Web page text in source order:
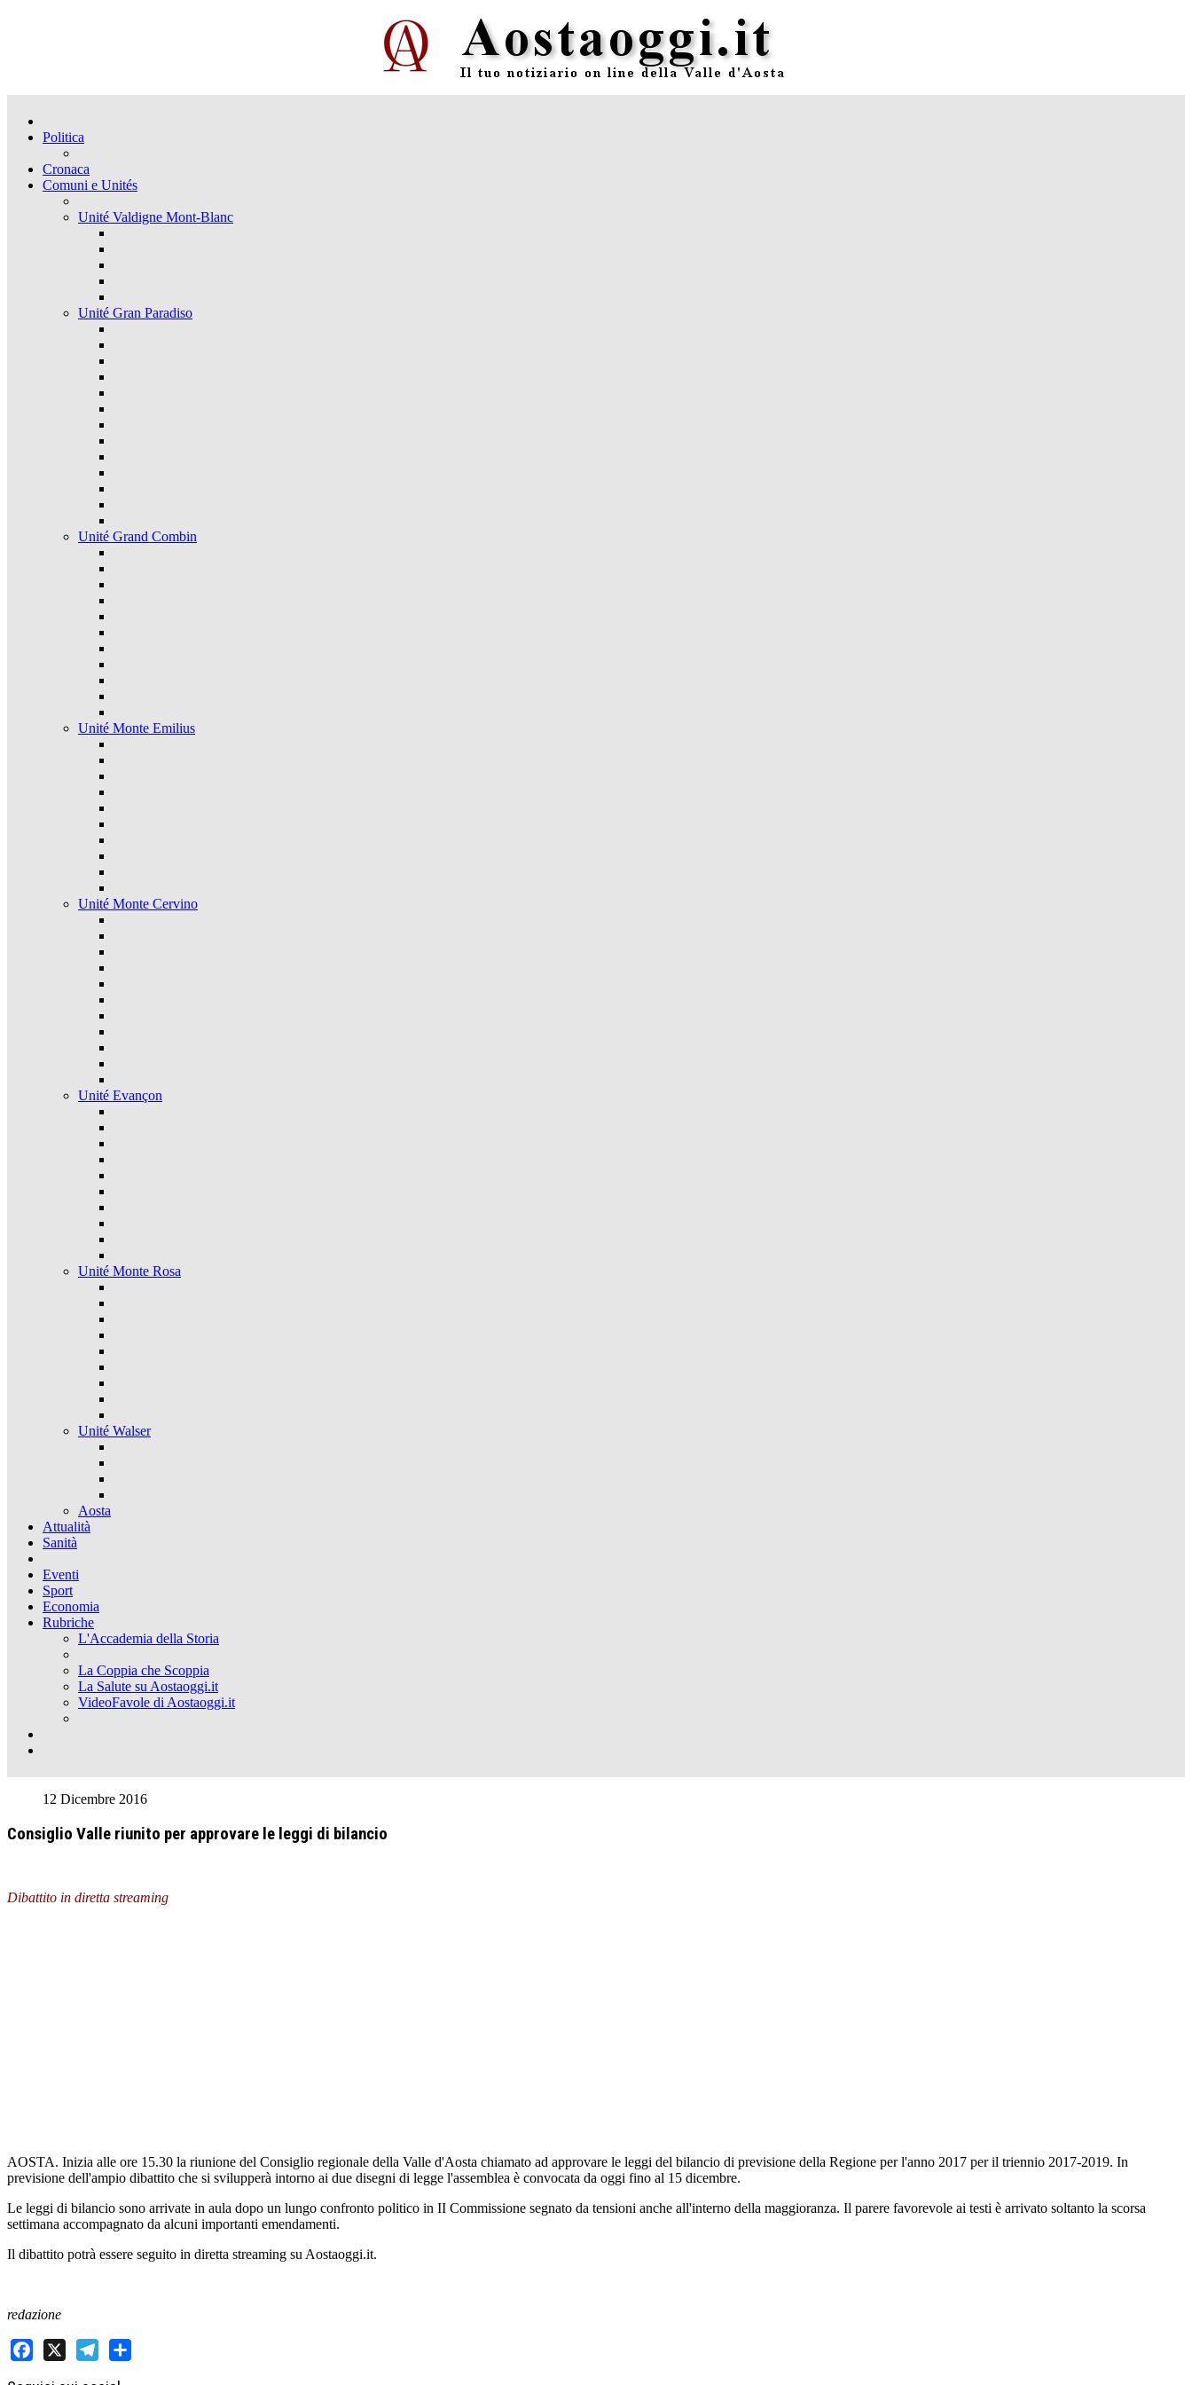
Politica
Cronaca
Comuni e Unités
Unité Valdigne Mont-Blanc
Unité Gran Paradiso
Unité Grand Combin
Unité Monte Emilius
Unité Monte Cervino
Unité Evançon
Unité Monte Rosa
Unité Walser
Aosta
Attualità
Sanità
Eventi
Sport
Economia
Rubriche
L'Accademia della Storia
La Coppia che Scoppia
La Salute su Aostaoggi.it
VideoFavole di Aostaoggi.it
12 Dicembre 2016
Consiglio Valle riunito per approvare le leggi di bilancio
Dibattito in diretta streaming
AOSTA. Inizia alle ore 15.30 la riunione del Consiglio regionale della Valle d'Aosta chiamato ad approvare le leggi del bilancio di previsione della Regione per l'anno 2017 per il triennio 2017-2019. In
previsione dell'ampio dibattito che si svilupperà intorno ai due disegni di legge l'assemblea è convocata da oggi fino al 15 dicembre.
Le leggi di bilancio sono arrivate in aula dopo un lungo confronto politico in II Commissione segnato da tensioni anche all'interno della maggioranza. Il parere favorevole ai testi è arrivato soltanto la scorsa
settimana accompagnato da alcuni importanti emendamenti.
Il dibattito potrà essere seguito in diretta streaming su Aostaoggi.it.
redazione